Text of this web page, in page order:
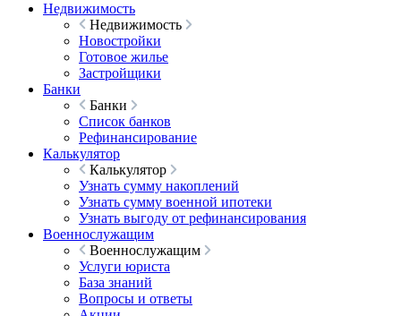
Недвижимость
Недвижимость
Новостройки
Готовое жилье
Застройщики
Банки
Банки
Список банков
Рефинансирование
Калькулятор
Калькулятор
Узнать сумму накоплений
Узнать сумму военной ипотеки
Узнать выгоду от рефинансирования
Военнослужащим
Военнослужащим
Услуги юриста
База знаний
Вопросы и ответы